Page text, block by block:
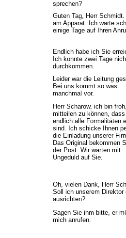
sprechen?
Guten Tag, Herr
am Apparat. Ich warte
einige Tage auf Ihren
Endlich habe ich Sie
Ich konnte zwei Tage
durchkommen.
Leider war die Leitung
Bei uns kommt so was
manchmal vor.
Herr Scharow, ich bin
mitteilen zu können, dass
endlich alle Formalitäten
sind. Ich schicke Ihnen
die Einladung unserer
Das Original bekommen
der Post. Wir warten mit
Ungeduld auf Sie.
Oh, vielen Dank, Herr
Soll ich unserem Direktor
ausrichten?
Sagen Sie ihm bitte, er m
mich anrufen.